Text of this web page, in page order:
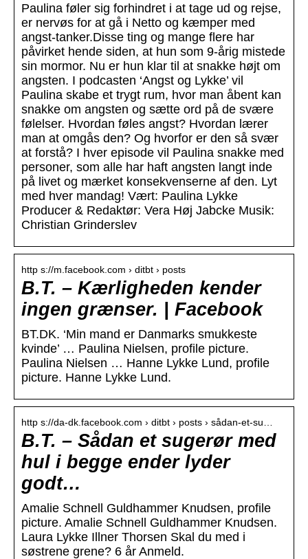
Paulina føler sig forhindret i at tage ud og rejse,
er nervøs for at gå i Netto og kæmper med
angst-tanker.Disse ting og mange flere har
påvirket hende siden, at hun som 9-årig mistede
sin mormor. Nu er hun klar til at snakke højt om
angsten. I podcasten ‘Angst og Lykke’ vil
Paulina skabe et trygt rum, hvor man åbent kan
snakke om angsten og sætte ord på de svære
følelser. Hvordan føles angst? Hvordan lærer
man at omgås den? Og hvorfor er den så svær
at forstå? I hver episode vil Paulina snakke med
personer, som alle har haft angsten langt inde
på livet og mærket konsekvenserne af den. Lyt
med hver mandag! Vært: Paulina Lykke
Producer & Redaktør: Vera Høj Jabcke Musik:
Christian Grinderslev
http s://m.facebook.com › ditbt › posts
B.T. – Kærligheden kender
ingen grænser. | Facebook
BT.DK. ‘Min mand er Danmarks smukkeste
kvinde’ … Paulina Nielsen, profile picture.
Paulina Nielsen … Hanne Lykke Lund, profile
picture. Hanne Lykke Lund.
http s://da-dk.facebook.com › ditbt › posts › sådan-et-su…
B.T. – Sådan et sugerør med
hul i begge ender lyder
godt…
Amalie Schnell Guldhammer Knudsen, profile
picture. Amalie Schnell Guldhammer Knudsen.
Laura Lykke Illner Thorsen Skal du med i
søstrene grene? 6 år Anmeld.